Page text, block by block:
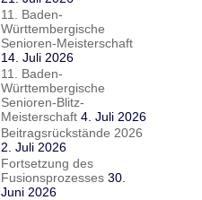
11. Baden-
Württembergische
Senioren-Meisterschaft
14. Juli 2026
11. Baden-
Württembergische
Senioren-Blitz-
Meisterschaft 4. Juli 2026
Beitragsrückstände 2026
2. Juli 2026
Fortsetzung des
Fusionsprozesses 30.
Juni 2026